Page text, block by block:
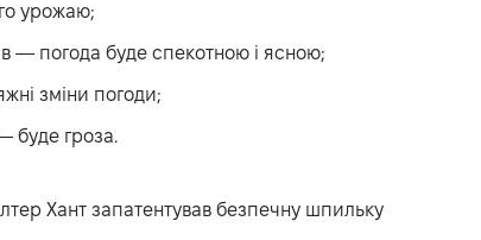
урожаю;
— погода буде спекотною і ясною;
зміни погоди;
буде гроза.
Хант запатентував безпечну шпильку